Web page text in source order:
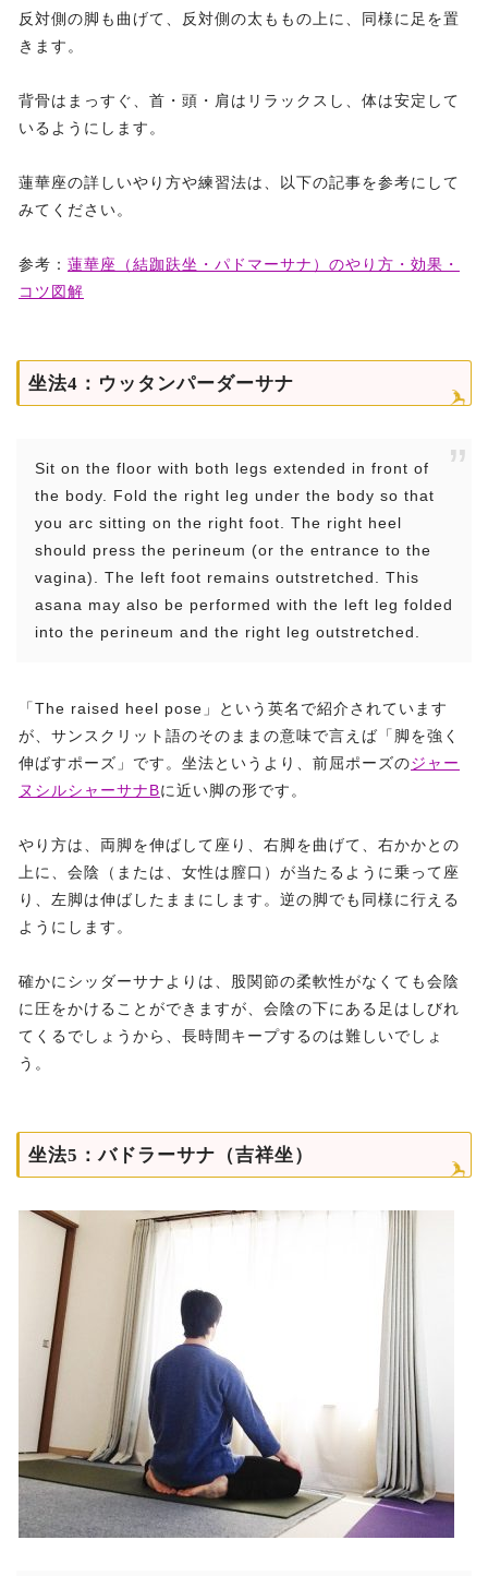
反対側の脚も曲げて、反対側の太ももの上に、同様に足を置
きます。
背骨はまっすぐ、首・頭・肩はリラックスし、体は安定して
いるようにします。
蓮華座の詳しいやり方や練習法は、以下の記事を参考にして
みてください。
参考： 蓮華座（結跏趺坐・パドマーサナ）のやり方・効果・
コツ図解
坐法4：ウッタンパーダーサナ
Sit on the floor with both legs extended in front of
the body. Fold the right leg under the body so that
you arc sitting on the right foot. The right heel
should press the perineum (or the entrance to the
vagina). The left foot remains outstretched. This
asana may also be performed with the left leg folded
into the perineum and the right leg outstretched.
「The raised heel pose」という英名で紹介されています
が、サンスクリット語のそのままの意味で言えば「脚を強く
伸ばすポーズ」です。坐法というより、前屈ポーズのジャー
ヌシルシャーサナBに近い脚の形です。
やり方は、両脚を伸ばして座り、右脚を曲げて、右かかとの
上に、会陰（または、女性は膣口）が当たるように乗って座
り、左脚は伸ばしたままにします。逆の脚でも同様に行える
ようにします。
確かにシッダーサナよりは、股関節の柔軟性がなくても会陰
に圧をかけることができますが、会陰の下にある足はしびれ
てくるでしょうから、長時間キープするのは難しいでしょ
う。
坐法5：バドラーサナ（吉祥坐）